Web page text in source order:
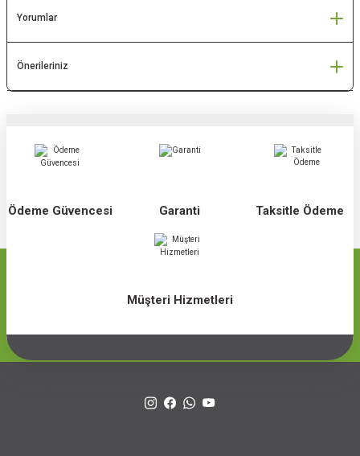
Yorumlar
Önerileriniz
Ödeme Güvencesi Garanti Taksitle Ödeme
Müşteri Hizmetleri